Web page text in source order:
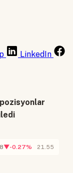
LinkedIn
▼-0.27% 21.55